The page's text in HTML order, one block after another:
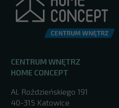
CENTRUM WNĘTRZ
HOME CONCEPT
Al. Roździeńskiego 191
40-315 Katowice